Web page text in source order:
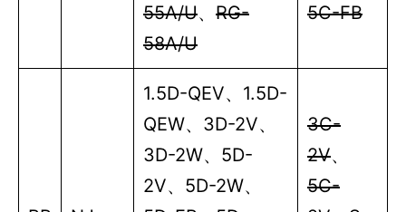
55A/U、 RG-
58A/U
5C-FB
1.5D-QEV、 1.5D-
QEW、 3D-2V、
3D-2W、 5D-
2V、 5D-2W、
3C-
2V、
5C-